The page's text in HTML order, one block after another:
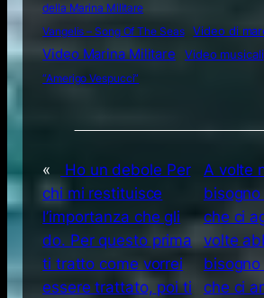
della Marina Militare
Vangelis – Song Of The Seas
Video di
Video Marina Militare Video musicali
“Amerigo Vespucci”
«
Ho un debole Per
chi mi restituisce
l’importanza che gli
do. Per questo prima
ti tratto come vorrei
essere trattato, poi ti
A volte
che ci
volte
che ci